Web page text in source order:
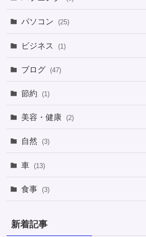
パソコン (25)
(8)
(1)
(1) (6)
(4)
(1)
ビジネス (1)
ブログ (47)
節約 (1)
美容・健康 (2)
(1)
自然 (3)
車 (13)
食事 (3)
新着記事